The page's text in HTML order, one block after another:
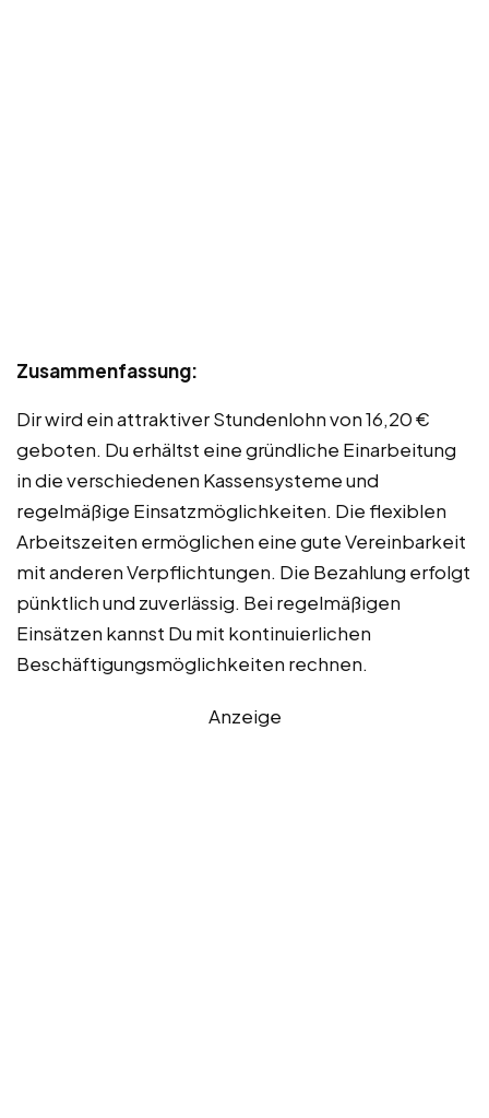
Zusammenfassung:
Dir wird ein attraktiver Stundenlohn von 16,20 €
geboten. Du erhältst eine gründliche Einarbeitung
in die verschiedenen Kassensysteme und
regelmäßige Einsatzmöglichkeiten. Die flexiblen
Arbeitszeiten ermöglichen eine gute Vereinbarkeit
mit anderen Verpflichtungen. Die Bezahlung erfolgt
pünktlich und zuverlässig. Bei regelmäßigen
Einsätzen kannst Du mit kontinuierlichen
Beschäftigungsmöglichkeiten rechnen.
Anzeige